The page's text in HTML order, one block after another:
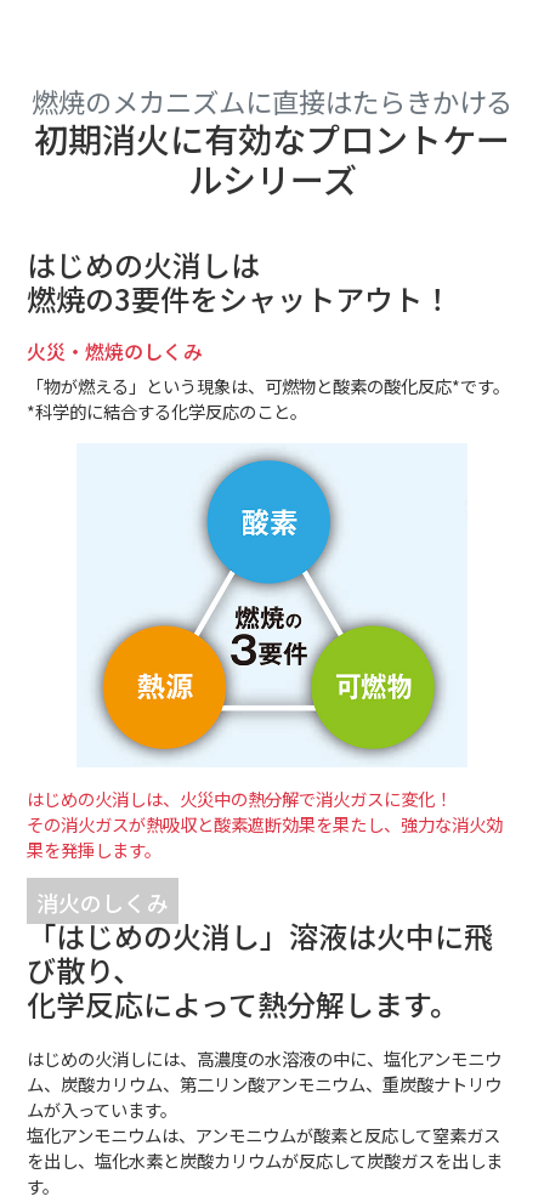
燃焼のメカニズムに直接はたらきかける
初期消火に有効なプロントケー
ルシリーズ
はじめの火消しは
燃焼の3要件をシャットアウト！
火災・燃焼のしくみ
「物が燃える」という現象は、可燃物と酸素の酸化反応*です。
*科学的に結合する化学反応のこと。
はじめの火消しは、火災中の熱分解で消火ガスに変化！
その消火ガスが熱吸収と酸素遮断効果を果たし、強力な消火効
果を発揮します。
消火のしくみ
「はじめの火消し」溶液は火中に飛
び散り、
化学反応によって熱分解します。
はじめの火消しには、高濃度の水溶液の中に、塩化アンモニウ
ム、炭酸カリウム、第二リン酸アンモニウム、重炭酸ナトリウ
ムが入っています。
塩化アンモニウムは、アンモニウムが酸素と反応して窒素ガス
を出し、塩化水素と炭酸カリウムが反応して炭酸ガスを出しま
す。